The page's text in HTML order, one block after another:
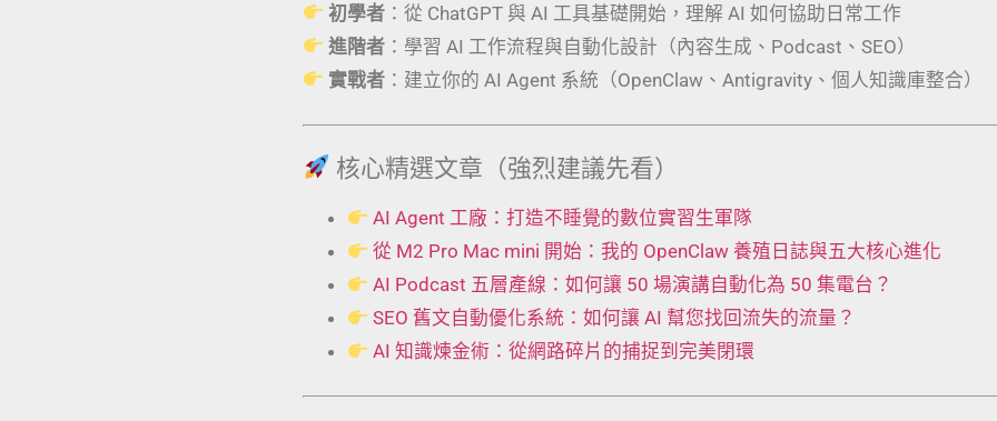
初學者 ：從 ChatGPT 與 AI 工具基礎開始，理解 AI 如何協助日常工作
進階者 ：學習 AI 工作流程與自動化設計（內容生成、Podcast、SEO）
實戰者 ：建立你的 AI Agent 系統（OpenClaw、Antigravity、個人知識庫整合）
核心精選文章（強烈建議先看）
AI Agent 工廠：打造不睡覺的數位實習生軍隊
從 M2 Pro Mac mini 開始：我的 OpenClaw 養殖日誌與五大核心進化
AI Podcast 五層產線：如何讓 50 場演講自動化為 50 集電台？
SEO 舊文自動優化系統：如何讓 AI 幫您找回流失的流量？
AI 知識煉金術：從網路碎片的捕捉到完美閉環